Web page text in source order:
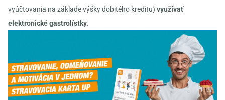
vyúčtovania na základe výšky dobitého kreditu) využívať
elektronické gastrolístky.